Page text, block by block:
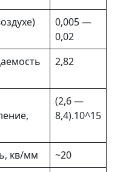
0,005 —
0,02
2,82
(2,6 —
8,4).10^15
кв/мм
~20